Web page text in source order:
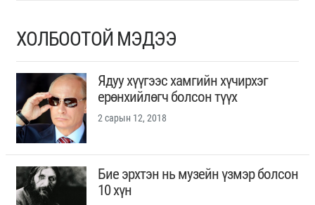
ХОЛБООТОЙ МЭДЭЭ
Ядуу хүүгээс хамгийн хүчирхэг
ерөнхийлөгч болсон түүх
2 сарын 12, 2018
Бие эрхтэн нь музейн үзмэр болсон
10 хүн